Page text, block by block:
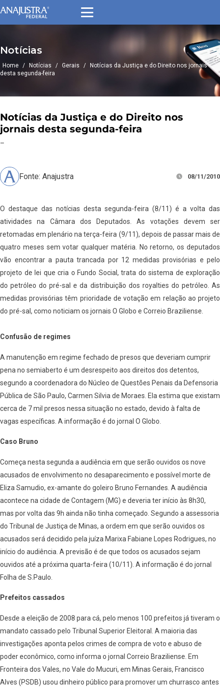
Notícias
Home / Notícias / Gerais /
Notícias da Justiça e do Direito nos jornais
desta segunda-feira
Notícias da Justiça e do Direito nos
jornais desta segunda-feira
–
Fonte: Anajustra 08/11/2010
O destaque das notícias desta segunda-feira (8/11) é a volta das
atividades na Câmara dos Deputados. As votações devem ser
retomadas em plenário na terça-feira (9/11), depois de passar mais de
quatro meses sem votar qualquer matéria. No retorno, os deputados
vão encontrar a pauta trancada por 12 medidas provisórias e pelo
projeto de lei que cria o Fundo Social, trata do sistema de exploração
do petróleo do pré-sal e da distribuição dos royalties do petróleo. As
medidas provisórias têm prioridade de votação em relação ao projeto
do pré-sal, como noticiam os jornais O Globo e Correio Braziliense.
Confusão de regimes
A manutenção em regime fechado de presos que deveriam cumprir
pena no semiaberto é um desrespeito aos direitos dos detentos,
segundo a coordenadora do Núcleo de Questões Penais da Defensoria
Pública de São Paulo, Carmen Silvia de Moraes. Ela estima que existam
cerca de 7 mil presos nessa situação no estado, devido à falta de
vagas específicas. A informação é do jornal O Globo.
Caso Bruno
Começa nesta segunda a audiência em que serão ouvidos os nove
acusados de envolvimento no desaparecimento e possível morte de
Eliza Samudio, ex-amante do goleiro Bruno Fernandes. A audiência
acontece na cidade de Contagem (MG) e deveria ter início às 8h30,
mas por volta das 9h ainda não tinha começado. Segundo a assessoria
do Tribunal de Justiça de Minas, a ordem em que serão ouvidos os
acusados será decidido pela juíza Marixa Fabiane Lopes Rodrigues, no
início do audiência. A previsão é de que todos os acusados sejam
ouvidos até a próxima quarta-feira (10/11). A informação é do jornal
Folha de S.Paulo.
Prefeitos cassados
Desde a eleição de 2008 para cá, pelo menos 100 prefeitos já tiveram o
mandato cassado pelo Tribunal Superior Eleitoral. A maioria das
investigações aponta pelos crimes de compra de voto e abuso de
poder econômico, como informa o jornal Correio Braziliense. Em
Fronteira dos Vales, no Vale do Mucuri, em Minas Gerais, Francisco
Alves (PSDB) usou dinheiro público para promover um churrasco antes